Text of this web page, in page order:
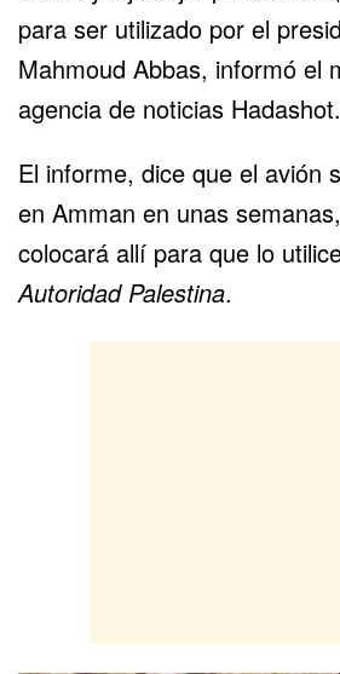
para ser utilizado por el
Mahmoud Abbas, informó el
agencia de noticias Hadashot.
El informe, dice que el avión
en Amman en unas
colocará allí para que lo
Autoridad Palestina.